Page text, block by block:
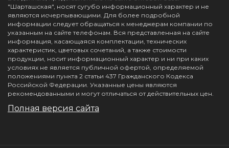
"Шарташская", носят сугубо информационный характер и не
являются исчерпывающими. Для более подробной
информации следует обращаться к менеджерам компании по
указанным на сайте телефонам. Вся представленная на сайте
информация, касающаяся комплектации, технических
характеристик, цветовых сочетаний, а также стоимости
продукции, носит информационный характер и ни при каких
условиях не является публичной офертой, определяемой
положениями пункта 2 статьи 437 Гражданского Кодекса
Российской Федерации. Указанные цены являются
рекомендованными и могут отличаться от действительных цен.
Полная версия сайта